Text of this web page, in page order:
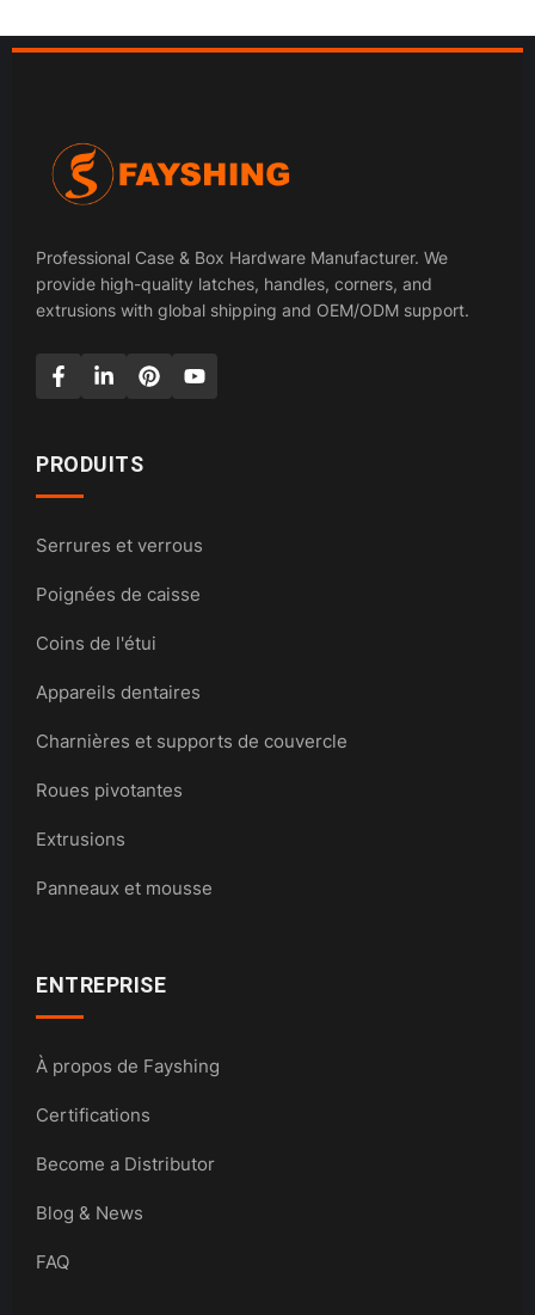
Professional Case & Box Hardware Manufacturer. We
provide high-quality latches, handles, corners, and
extrusions with global shipping and OEM/ODM support.
PRODUITS
Serrures et verrous
Poignées de caisse
Coins de l'étui
Appareils dentaires
Charnières et supports de couvercle
Roues pivotantes
Extrusions
Panneaux et mousse
ENTREPRISE
À propos de Fayshing
Certifications
Become a Distributor
Blog & News
FAQ